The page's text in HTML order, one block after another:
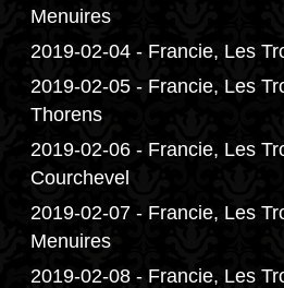
Menuires
2019-02-04 - Francie, Les
2019-02-05 - Francie, Les
Thorens
2019-02-06 - Francie, Les
Courchevel
2019-02-07 - Francie, Les
Menuires
2019-02-08 - Francie, Les